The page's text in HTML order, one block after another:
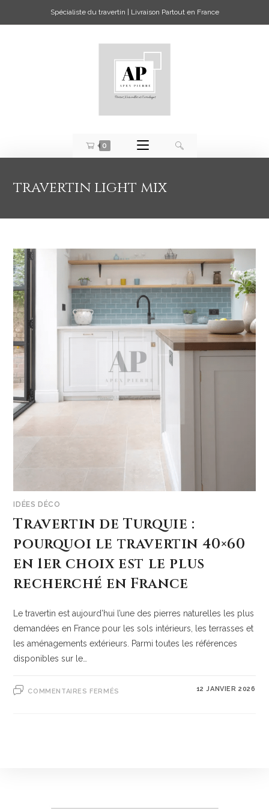
Spécialiste du travertin | Livraison Partout en France
0
travertin light mix
IDÉES DÉCO
Travertin de Turquie :
pourquoi le travertin 40×60
en 1er choix est le plus
recherché en France
Le travertin est aujourd’hui l’une des pierres naturelles les plus
demandées en France pour les sols intérieurs, les terrasses et
les aménagements extérieurs. Parmi toutes les références
disponibles sur le…
COMMENTAIRES FERMÉS 12 JANVIER 2026